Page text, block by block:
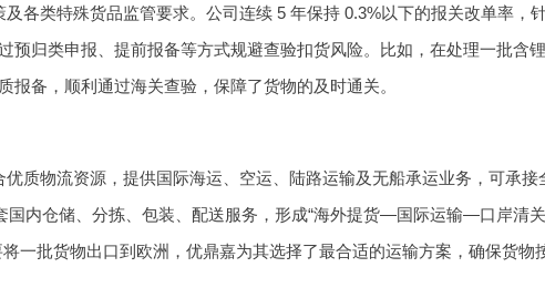
各类特殊货品监管要求。公司连续 5 年保持 0.3%以下的报关改单率，
预归类申报、提前报备等方式规避查验扣货风险。比如，在处理一批含
报备，顺利通过海关查验，保障了货物的及时通关。
质物流资源，提供国际海运、空运、陆路运输及无船承运业务，可承接
国内仓储、分拣、包装、配送服务，形成“海外提货—国际运输—口岸
一批货物出口到欧洲，优鼎嘉为其选择了最合适的运输方案，确保货物